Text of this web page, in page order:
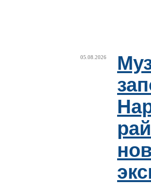
05.08.2026